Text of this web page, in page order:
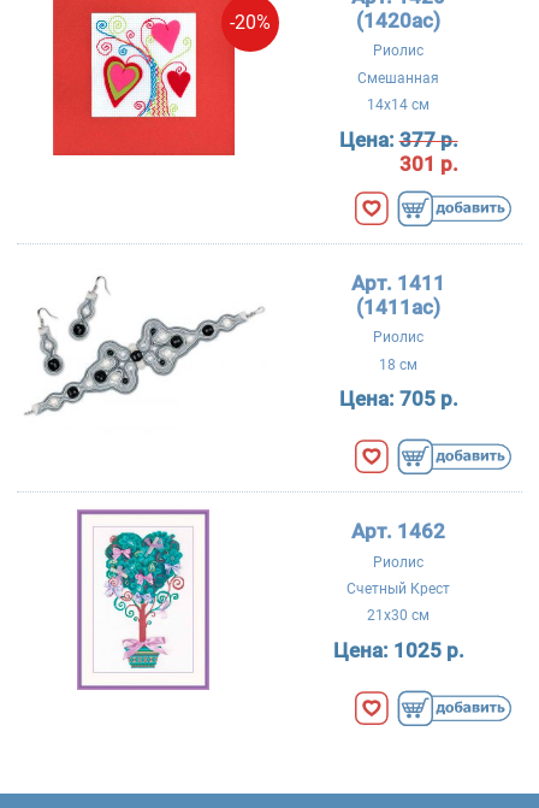
-20%
(1420ac)
Риолис
Смешанная
14x14 см
Цена:377 р.
301 р.
Арт. 1411
(1411ac)
Риолис
18 см
Цена: 705 р.
Арт. 1462
Риолис
Счетный Крест
21x30 см
Цена: 1025 р.